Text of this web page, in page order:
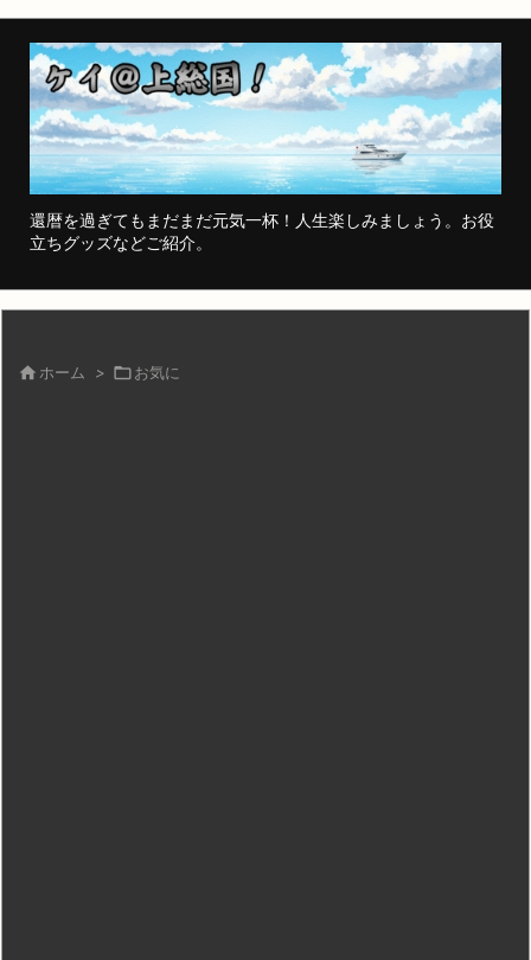
還暦を過ぎてもまだまだ元気一杯！人生楽しみましょう。お役
立ちグッズなどご紹介。
 ホーム > お気に